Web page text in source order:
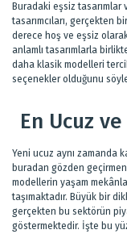
Buradaki eşsiz
tasarımcıları, gerçekten
derece hoş ve eşsiz
anlamlı tasarımlarla
daha klasik modelleri
seçenekler olduğunu
En Ucuz
Yeni ucuz aynı zamanda
buradan gözden
modellerin yaşam
taşımaktadır. Büyük bir
gerçekten bu sektörün
göstermektedir. İşte bu